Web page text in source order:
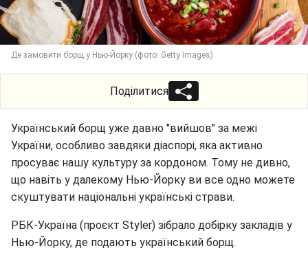
Де замовити борщ у Нью-Йорку (фото: Getty Images)
Поділитися
Український борщ уже давно "вийшов" за межі
України, особливо завдяки діаспорі, яка активно
просуває нашу культуру за кордоном. Тому не дивно,
що навіть у далекому Нью-Йорку ви все одно можете
скуштувати національні українські страви.
РБК-Україна (проєкт Styler) зібрало добірку закладів у
Нью-Йорку, де подають український борщ.